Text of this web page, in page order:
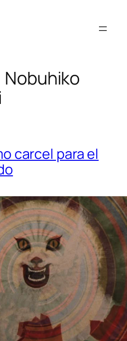
Nobuhiko
carcel para el